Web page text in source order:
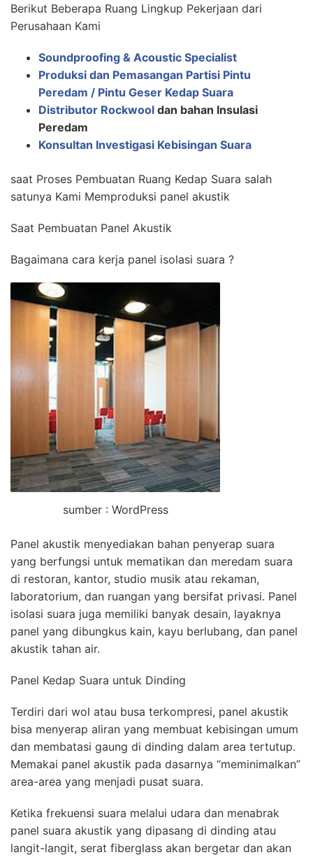
Berikut Beberapa Ruang Lingkup Pekerjaan dari
Perusahaan Kami
Soundproofing & Acoustic Specialist
Produksi dan Pemasangan Partisi Pintu
Peredam / Pintu Geser Kedap Suara
Distributor Rockwool dan bahan Insulasi
Peredam
Konsultan Investigasi Kebisingan Suara
saat Proses Pembuatan Ruang Kedap Suara salah
satunya Kami Memproduksi panel akustik
Saat Pembuatan Panel Akustik
Bagaimana cara kerja panel isolasi suara ?
sumber : WordPress
Panel akustik menyediakan bahan penyerap suara
yang berfungsi untuk mematikan dan meredam suara
di restoran, kantor, studio musik atau rekaman,
laboratorium, dan ruangan yang bersifat privasi. Panel
isolasi suara juga memiliki banyak desain, layaknya
panel yang dibungkus kain, kayu berlubang, dan panel
akustik tahan air.
Panel Kedap Suara untuk Dinding
Terdiri dari wol atau busa terkompresi, panel akustik
bisa menyerap aliran yang membuat kebisingan umum
dan membatasi gaung di dinding dalam area tertutup.
Memakai panel akustik pada dasarnya “meminimalkan”
area-area yang menjadi pusat suara.
Ketika frekuensi suara melalui udara dan menabrak
panel suara akustik yang dipasang di dinding atau
langit-langit, serat fiberglass akan bergetar dan akan